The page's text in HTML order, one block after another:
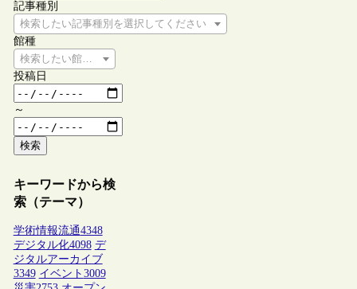
記事種別
検索したい記事種別を選択してください
館種
検索したい館種を選択してください
投稿日
～
検索
キーワードから検
索（テーマ）
学術情報流通4348
デジタル化4098 デ
ジタルアーカイブ
3349 イベント 3009